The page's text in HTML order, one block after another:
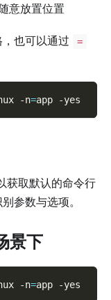
意放置位置
也可以通过 =
-n=app -yes
获取默认的命令行
参数与选项。
景下
-n=app -yes